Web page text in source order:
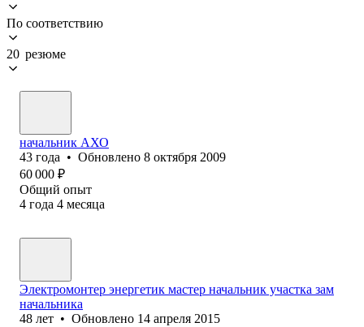
По соответствию
20 резюме
начальник АХО
43 года • Обновлено 8 октября 2009
60 000 ₽
Общий опыт
4 года 4 месяца
Электромонтер энергетик мастер начальник участка зам
начальника
48 лет • Обновлено 14 апреля 2015